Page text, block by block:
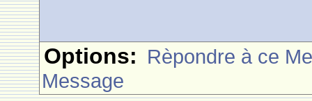
Options: Rèpondre à ce
Message